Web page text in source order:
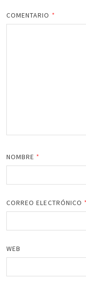
COMENTARIO *
NOMBRE *
CORREO ELECTRÓNICO *
WEB